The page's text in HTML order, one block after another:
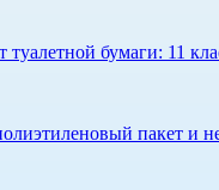
туалетной бумаги: 11
пакет и